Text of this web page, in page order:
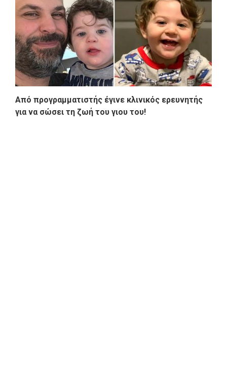
Από προγραμματιστής έγινε κλινικός ερευνητής
για να σώσει τη ζωή του γιου του!